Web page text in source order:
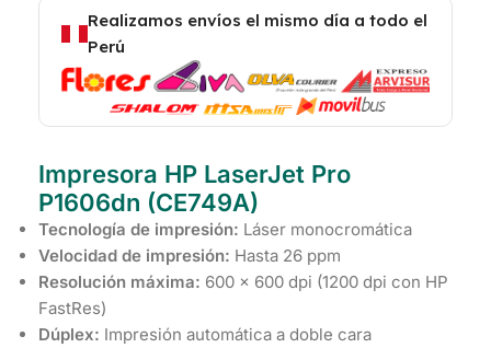
Realizamos envíos el mismo día a todo el
Perú
Impresora HP LaserJet Pro
P1606dn (CE749A)
Tecnología de impresión: Láser monocromática
Velocidad de impresión: Hasta 26 ppm
Resolución máxima: 600 × 600 dpi (1200 dpi con HP
FastRes)
Dúplex: Impresión automática a doble cara